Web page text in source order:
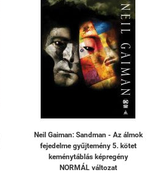
Neil Gaiman: Sandman - Az álmok
fejedelme gyűjtemény 5. kötet
keménytáblás képregény
NORMÁL változat